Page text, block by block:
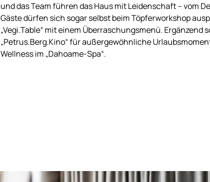
und das Team führen das Haus mit Leidenschaft – vom
Gäste dürfen sich sogar selbst beim Töpferworkshop
„Vegi.Table“ mit einem Überraschungsmenü.
„Petrus.Berg.Kino“ für außergewöhnliche
Wellness im „Dahoame-Spa“.